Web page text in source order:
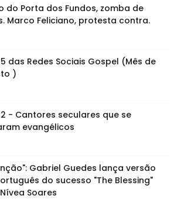
do Porta dos Fundos, zomba de
Marco Feliciano, protesta contra.
das Redes Sociais Gospel (Mês de
)
- Cantores seculares que se
evangélicos
Gabriel Guedes lança versão
do sucesso "The Blessing"
Soares